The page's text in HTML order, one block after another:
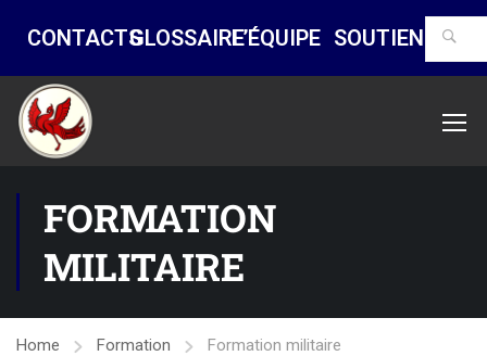
CONTACTSGLOSSAIREL’ÉQUIPE SOUTIENS
FORMATION
MILITAIRE
Home Formation Formation militaire